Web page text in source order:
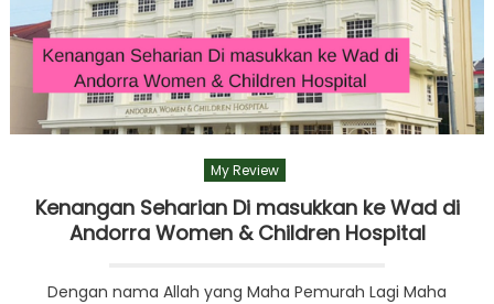
My Review
Kenangan Seharian Di masukkan ke Wad di
Andorra Women & Children Hospital
Dengan nama Allah yang Maha Pemurah Lagi Maha